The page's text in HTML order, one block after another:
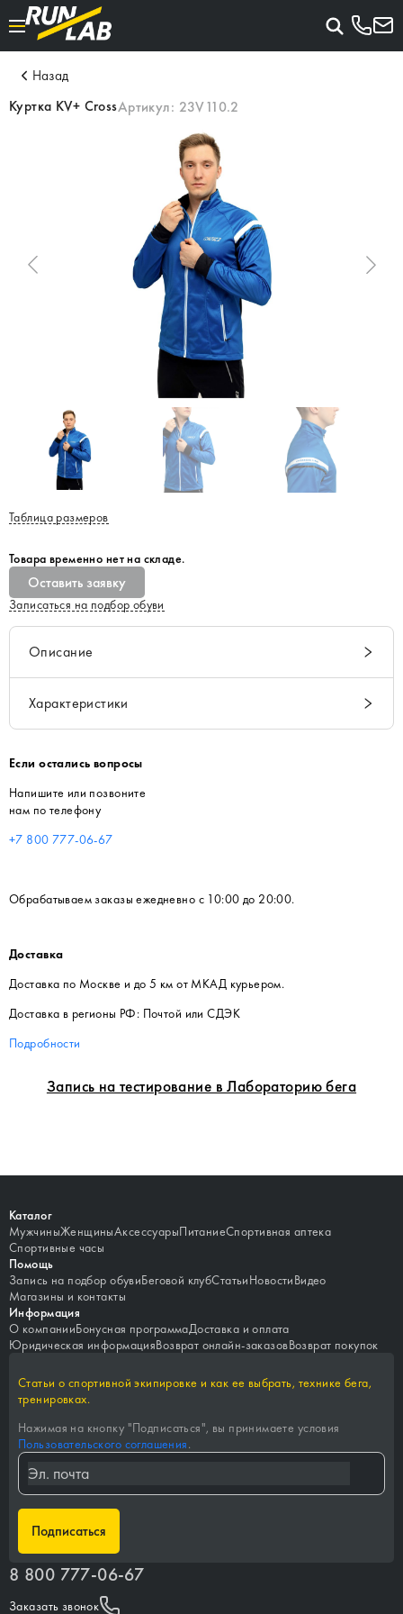
Назад
Куртка KV+ CrossАртикул: 23V110.2
Запись на тестирование в Лабораторию бега
Таблица размеров
Товара временно нет на складе.
Оставить заявку
Записаться на подбор обуви
Описание
Характеристики
Если остались вопросы
Напишите или позвоните
нам по телефону
+7 800 777-06-67
Обрабатываем заказы ежедневно с 10:00 до 20:00.
Доставка
Доставка по Москве и до 5 км от МКАД курьером.
Доставка в регионы РФ: Почтой или СДЭК
Подробности
Каталог
МужчиныЖенщиныАксессуарыПитаниеСпортивная аптека
Спортивные часы
Помощь
Запись на подбор обувиБеговой клубСтатьиНовостиВидео
Магазины и контакты
Информация
О компанииБонусная программаДоставка и оплата
Юридическая информацияВозврат онлайн-заказовВозврат покупок
Статьи о спортивной экипировке и как ее выбрать, технике бега,
тренировках.
Нажимая на кнопку "Подписаться", вы принимаете условия
Пользовательского соглашения.
Подписаться
8 800 777-06-67
Заказать звонок